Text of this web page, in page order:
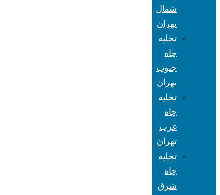
شمال
تهران
تخلیه
چاه
جنوب
تهران
تخلیه
چاه
غرب
تهران
تخلیه
چاه
شرق